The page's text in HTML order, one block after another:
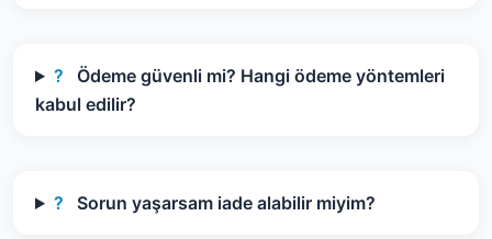
?
Ödeme güvenli mi? Hangi ödeme yöntemleri
kabul edilir?
? Sorun yaşarsam iade alabilir miyim?